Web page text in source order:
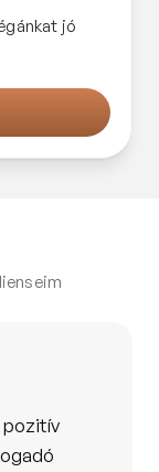
jó
pozitív